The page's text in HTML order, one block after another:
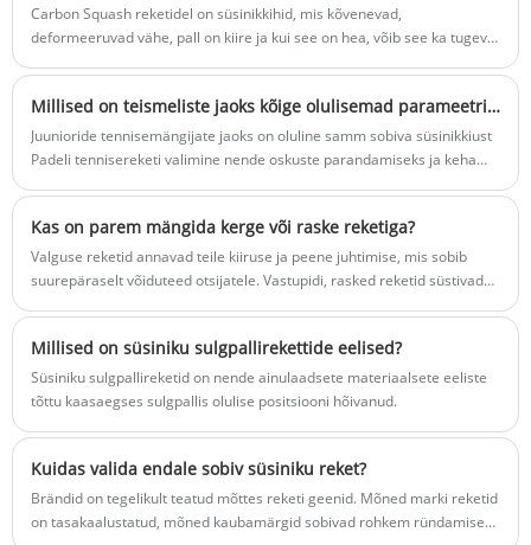
Carbon Squash reketidel on süsinikkihid, mis kõvenevad,
deformeeruvad vähe, pall on kiire ja kui see on hea, võib see ka tugeva
Millised on teismeliste jaoks kõige olulisemad parameetrid süsinikkiust reketite valimiseks?
Juunioride tennisemängijate jaoks on oluline samm sobiva süsinikkiust
Padeli tennisereketi valimine nende oskuste parandamiseks ja keha
Kas on parem mängida kerge või raske reketiga?
‌Valguse reketid annavad teile kiiruse ja peene juhtimise, mis sobib
suurepäraselt võiduteed otsijatele. Vastupidi, rasked reketid süstivad
Millised on süsiniku sulgpallirekettide eelised?
Süsiniku sulgpallireketid on nende ainulaadsete materiaalsete eeliste
tõttu kaasaegses sulgpallis olulise positsiooni hõivanud.
Kuidas valida endale sobiv süsiniku reket?
Brändid on tegelikult teatud mõttes reketi geenid. Mõned marki reketid
on tasakaalustatud, mõned kaubamärgid sobivad rohkem ründamiseks